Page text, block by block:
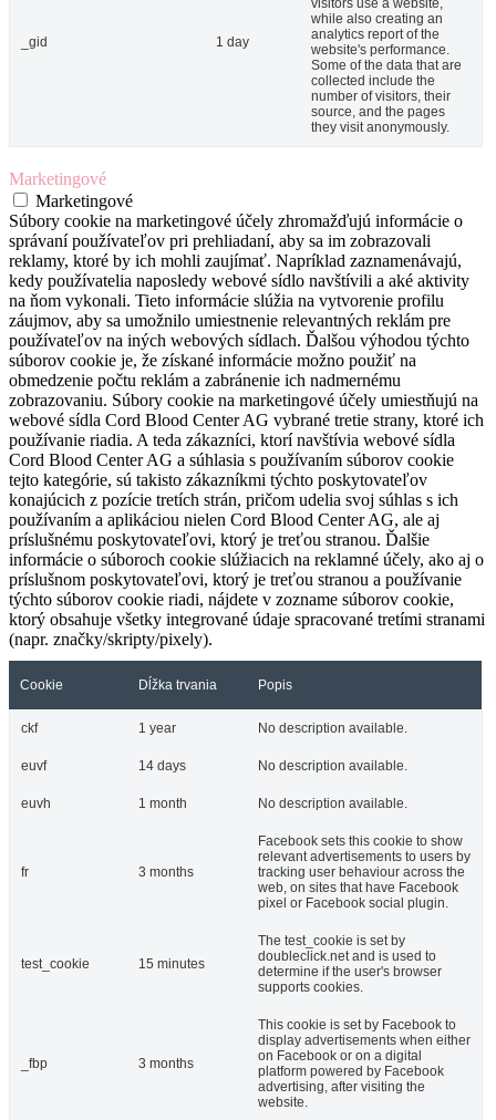
_gid 1 day
visitors use a website,
while also creating an
analytics report of the
website's performance.
Some of the data that are
collected include the
number of visitors, their
source, and the pages
they visit anonymously.
Marketingové
Marketingové
Súbory cookie na marketingové účely zhromažďujú informácie o
správaní používateľov pri prehliadaní, aby sa im zobrazovali
reklamy, ktoré by ich mohli zaujímať. Napríklad zaznamenávajú,
kedy používatelia naposledy webové sídlo navštívili a aké aktivity
na ňom vykonali. Tieto informácie slúžia na vytvorenie profilu
záujmov, aby sa umožnilo umiestnenie relevantných reklám pre
používateľov na iných webových sídlach. Ďalšou výhodou týchto
súborov cookie je, že získané informácie možno použiť na
obmedzenie počtu reklám a zabránenie ich nadmernému
zobrazovaniu. Súbory cookie na marketingové účely umiestňujú na
webové sídla Cord Blood Center AG vybrané tretie strany, ktoré ich
používanie riadia. A teda zákazníci, ktorí navštívia webové sídla
Cord Blood Center AG a súhlasia s používaním súborov cookie
tejto kategórie, sú takisto zákazníkmi týchto poskytovateľov
konajúcich z pozície tretích strán, pričom udelia svoj súhlas s ich
používaním a aplikáciou nielen Cord Blood Center AG, ale aj
príslušnému poskytovateľovi, ktorý je treťou stranou. Ďalšie
informácie o súboroch cookie slúžiacich na reklamné účely, ako aj o
príslušnom poskytovateľovi, ktorý je treťou stranou a používanie
týchto súborov cookie riadi, nájdete v zozname súborov cookie,
ktorý obsahuje všetky integrované údaje spracované tretími stranami
(napr. značky/skripty/pixely).
Cookie Dĺžka trvania Popis
ckf 1 year No description available.
euvf 14 days No description available.
euvh 1 month No description available.
fr 3 months
Facebook sets this cookie to show
relevant advertisements to users by
tracking user behaviour across the
web, on sites that have Facebook
pixel or Facebook social plugin.
test_cookie 15 minutes
The test_cookie is set by
doubleclick.net and is used to
determine if the user's browser
supports cookies.
_fbp 3 months
This cookie is set by Facebook to
display advertisements when either
on Facebook or on a digital
platform powered by Facebook
advertising, after visiting the
website.